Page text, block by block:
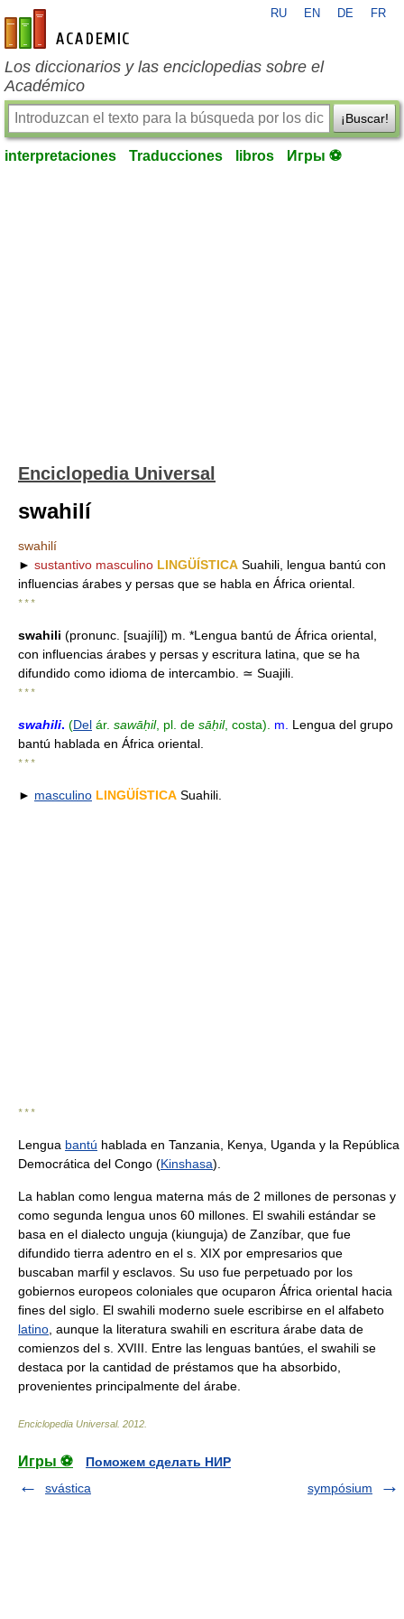
es-academic.com
RU EN DE FR
Los diccionarios y las enciclopedias sobre el
Académico
¡Buscar!
interpretaciones Traducciones libros Игры ⚽
Enciclopedia Universal
swahilí
swahilí
► sustantivo masculino LINGÜÍSTICA Suahili, lengua bantú con
influencias árabes y persas que se habla en África oriental.
* * *
swahili (pronunc. [suajíli]) m. *Lengua bantú de África oriental,
con influencias árabes y persas y escritura latina, que se ha
difundido como idioma de intercambio. ≃ Suajili.
* * *
swahili. (Del ár. sawāḥil, pl. de sāḥil, costa). m.
Lengua del grupo
bantú hablada en África oriental.
* * *
► masculino LINGÜÍSTICA Suahili.
* * *
Lengua bantú hablada en Tanzania, Kenya, Uganda y la República
Democrática del Congo (Kinshasa).
La hablan como lengua materna más de 2 millones de personas y
como segunda lengua unos 60 millones. El swahili estándar se
basa en el dialecto unguja (kiunguja) de Zanzíbar, que fue
difundido tierra adentro en el s. XIX por empresarios que
buscaban marfil y esclavos. Su uso fue perpetuado por los
gobiernos europeos coloniales que ocuparon África oriental hacia
fines del siglo. El swahili moderno suele escribirse en el alfabeto
latino , aunque la literatura swahili en escritura árabe data de
comienzos del s. XVIII. Entre las lenguas bantúes, el swahili se
destaca por la cantidad de préstamos que ha absorbido,
provenientes principalmente del árabe.
Enciclopedia Universal. 2012
Игры ⚽
Поможем сделать НИР
svástica
sympósium